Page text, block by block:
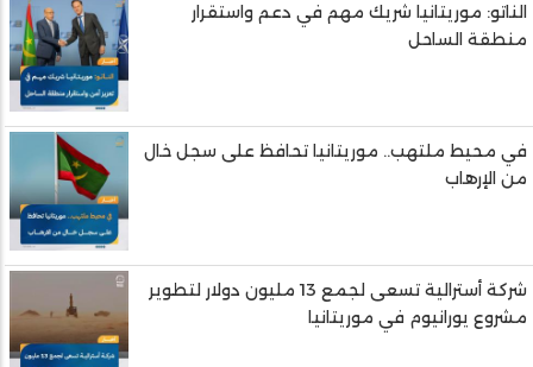
الناتو: موريتانيا شريك مهم في دعم واستقرار
منطقة الساحل
في محيط ملتهب.. موريتانيا تحافظ على سجل خال
من الإرهاب
شركة أسترالية تسعى لجمع 13 مليون دولار لتطوير
مشروع يورانيوم في موريتانيا